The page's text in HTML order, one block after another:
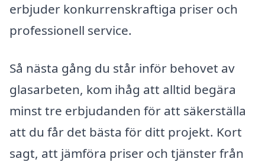
erbjuder konkurrenskraftiga priser och
professionell service.
Så nästa gång du står inför behovet av
glasarbeten, kom ihåg att alltid begära
minst tre erbjudanden för att säkerställa
att du får det bästa för ditt projekt. Kort
sagt, att jämföra priser och tjänster från